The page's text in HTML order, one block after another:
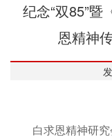
纪念“双85”
恩精神
白求恩精神研